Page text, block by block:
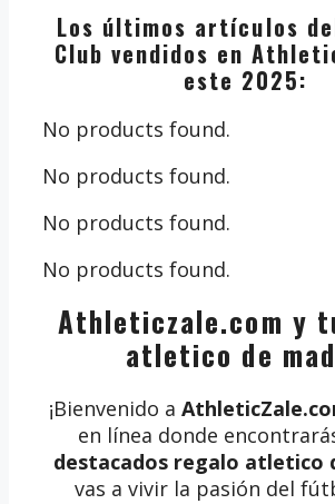
Los últimos artículos
Club vendidos en
este 2025:
No products found.
No products found.
No products found.
No products found.
Athleticzale.com y
atletico de
¡Bienvenido a
en línea donde
destacados regalo atletico
vas a vivir la pasión del